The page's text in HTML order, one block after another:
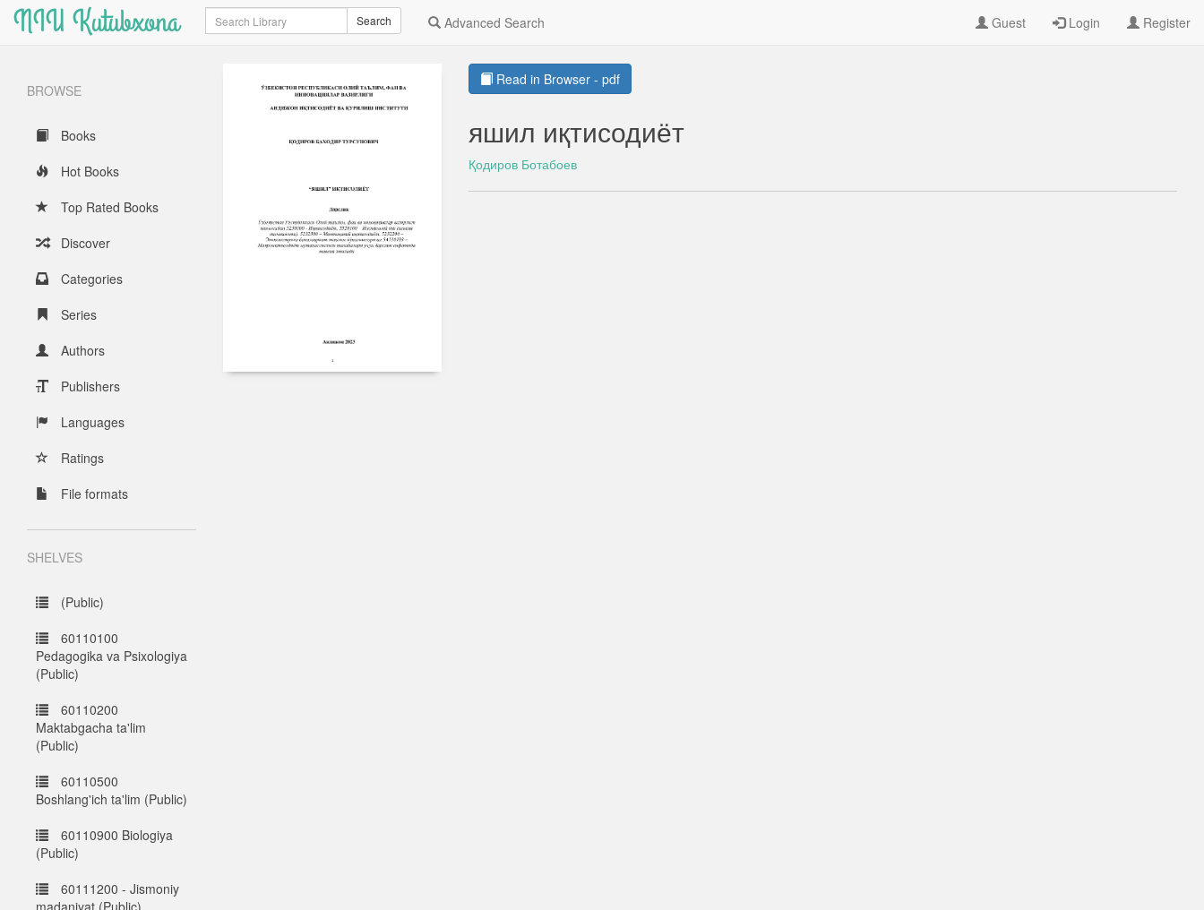
NIU Kutubxona Search Search Advanced Search Guest Login Register
BROWSE
Books
Hot Books
Top Rated Books
Discover
Categories
Series
Authors
Publishers
Languages
Ratings
File formats
SHELVES
(Public)
60110100
Pedagogika va Psixologiya
(Public)
60110200
Maktabgacha ta'lim
(Public)
60110500
Boshlang'ich ta'lim (Public)
60110900 Biologiya
(Public)
60111200 - Jismoniy
madaniyat (Public)
Read in Browser - pdf
яшил иқтисодиёт
Қодиров Ботабоев